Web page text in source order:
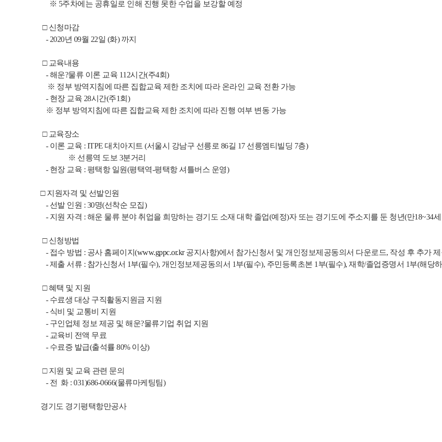
※ 5주차에는 공휴일로 인해 진행 못한 수업을 보강할 예정
□ 신청마감
- 2020년 09월 22일 (화) 까지
□ 교육내용
- 해운?물류 이론 교육 112시간(주4회)
※ 정부 방역지침에 따른 집합교육 제한 조치에 따라 온라인 교육 전환 가능
- 현장 교육 28시간(주1회)
※ 정부 방역지침에 따른 집합교육 제한 조치에 따라 진행 여부 변동 가능
□ 교육장소
- 이론 교육 : ITPE 대치아지트 (서울시 강남구 선릉로 86길 17 선릉엠티빌딩 7층)
※ 선릉역 도보 3분거리
- 현장 교육 : 평택항 일원(평택역-평택항 셔틀버스 운영)
□ 지원자격 및 선발인원
- 선발 인원 : 30명(선착순 모집)
- 지원 자격 : 해운 물류 분야 취업을 희망하는 경기도 소재 대학 졸업(예정)자 또는 경기도에 주소지를 둔 청년(만18~34
□ 신청방법
- 접수 방법 : 공사 홈페이지(www.gppc.or.kr 공지사항)에서 참가신청서 및 개인정보제공동의서 다운로드, 작성 후 추가
- 제출 서류 : 참가신청서 1부(필수), 개인정보제공동의서 1부(필수), 주민등록초본 1부(필수), 재학/졸업증명서 1부(해당
□ 혜택 및 지원
- 수료생 대상 구직활동지원금 지원
- 식비 및 교통비 지원
- 구인업체 정보 제공 및 해운?물류기업 취업 지원
- 교육비 전액 무료
- 수료증 발급(출석률 80% 이상)
□ 지원 및 교육 관련 문의
- 전  화 : 031)686-0666(물류마케팅팀)
경기도 경기평택항만공사